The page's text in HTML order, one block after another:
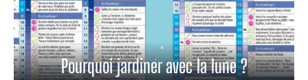
Pourquoi jardiner avec la lune ?